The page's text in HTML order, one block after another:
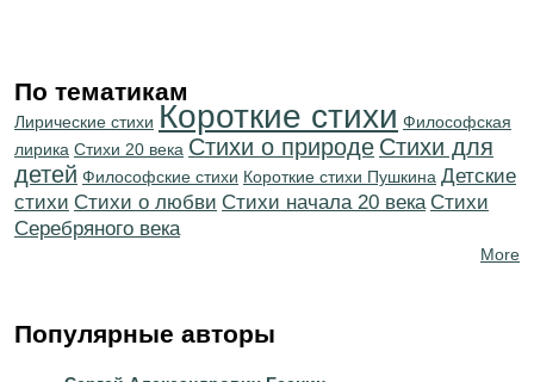
По тематикам
Лирические стихи Короткие стихи Философская
лирика Стихи 20 века Стихи о природе Стихи для
детей Философские стихи Короткие стихи Пушкина Детские
стихи Стихи о любви Cтихи начала 20 века Cтихи
Серебряного века
More
Популярные авторы